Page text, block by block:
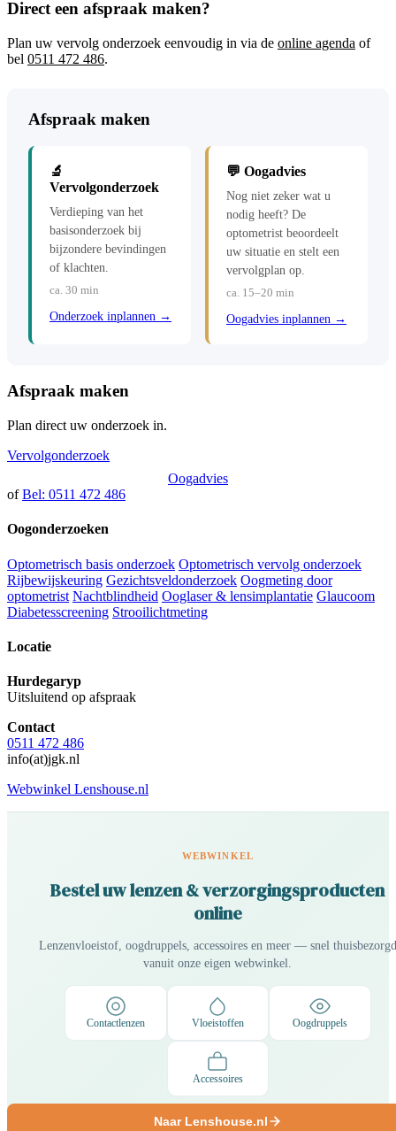
Direct een afspraak maken?
Plan uw vervolg onderzoek eenvoudig in via de online agenda of
bel 0511 472 486.
Afspraak maken
🔬
Vervolgonderzoek
Verdieping van het
basisonderzoek bij
bijzondere bevindingen
of klachten.
ca. 30 min
Onderzoek inplannen →
💬 Oogadvies
Nog niet zeker wat u
nodig heeft? De
optometrist beoordeelt
uw situatie en stelt een
vervolgplan op.
ca. 15–20 min
Oogadvies inplannen →
Afspraak maken
Plan direct uw onderzoek in.
Vervolgonderzoek
Oogadvies
of Bel: 0511 472 486
Oogonderzoeken
Optometrisch basis onderzoek Optometrisch vervolg onderzoek
Rijbewijskeuring Gezichtsveldonderzoek Oogmeting door
optometrist Nachtblindheid Ooglaser & lensimplantatie Glaucoom
Diabetesscreening Strooilichtmeting
Locatie
Hurdegaryp
Uitsluitend op afspraak
Contact
0511 472 486
info(at)jgk.nl
Webwinkel Lenshouse.nl
WEBWINKEL
Bestel uw lenzen & verzorgingsproducten
online
Lenzenvloeistof, oogdruppels, accessoires en meer — snel thuisbezorgd
vanuit onze eigen webwinkel.
Contactlenzen Vloeistoffen Oogdruppels
Accessoires
Naar Lenshouse.nl